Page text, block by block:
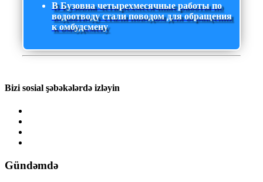
В Бузовна четырехмесячные работы по
водоотводу стали поводом для обращения
к омбудсмену
Bizi sosial şəbəkələrdə izləyin
Gündəmdə